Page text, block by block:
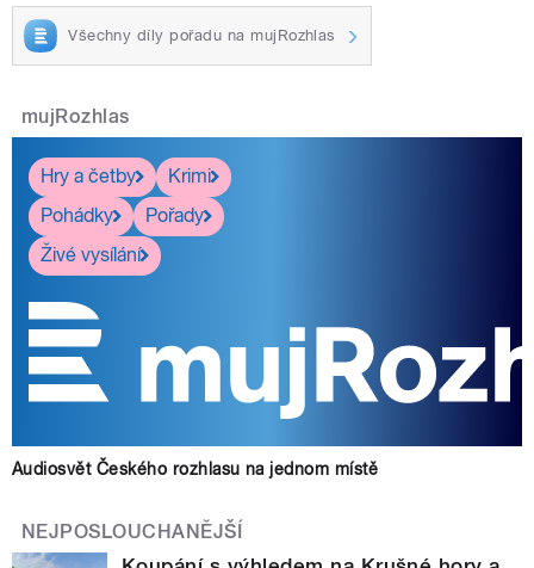
Všechny díly pořadu na mujRozhlas
mujRozhlas
Hry a četby
Krimi
Pohádky
Pořady
Živé vysílání
Audiosvět Českého rozhlasu na jednom místě
NEJPOSLOUCHANĚJŠÍ